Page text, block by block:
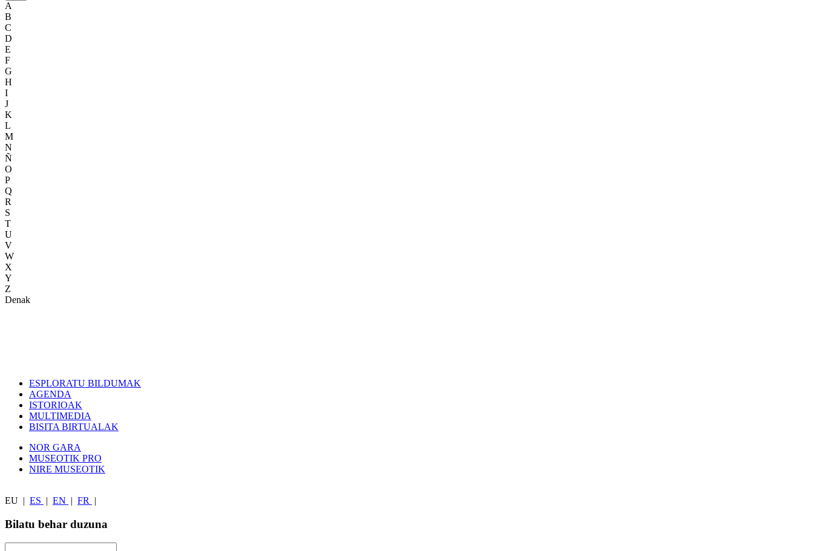
A
B
C
D
E
F
G
H
I
J
K
L
M
N
Ñ
O
P
Q
R
S
T
U
V
W
X
Y
Z
Denak
ESPLORATU BILDUMAK
AGENDA
ISTORIOAK
MULTIMEDIA
BISITA BIRTUALAK
NOR GARA
MUSEOTIK PRO
NIRE MUSEOTIK
EU ES EN FR
Bilatu behar duzuna